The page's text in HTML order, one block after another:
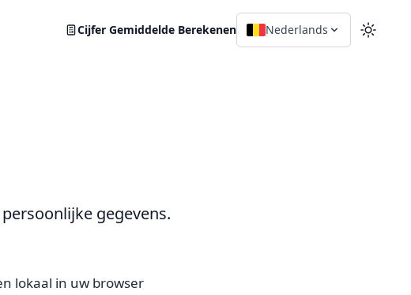
Cijfer Gemiddelde Berekenen Nederlands
gegevens.
lokaal in uw browser